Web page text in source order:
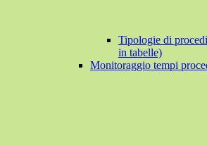
Tipologie di
in tabelle)
Monitoraggio tempi